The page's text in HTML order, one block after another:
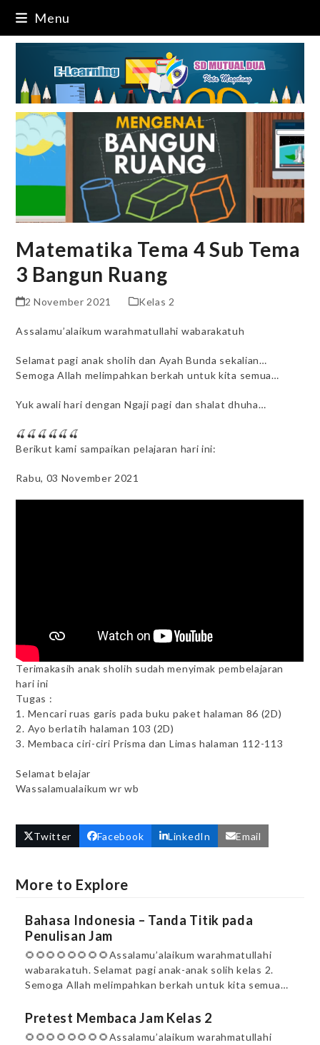
content
Menu
Matematika Tema 4 Sub Tema
3 Bangun Ruang
2 November 2021 Kelas 2
Assalamu’alaikum warahmatullahi wabarakatuh
Selamat pagi anak sholih dan Ayah Bunda sekalian…
Semoga Allah melimpahkan berkah untuk kita semua…
Yuk awali hari dengan Ngaji pagi dan shalat dhuha…
🍒🍒🍒🍒🍒🍒
Berikut kami sampaikan pelajaran hari ini:
Rabu, 03 November 2021
Terimakasih anak sholih sudah menyimak pembelajaran
hari ini
Tugas :
1. Mencari ruas garis pada buku paket halaman 86 (2D)
2. Ayo berlatih halaman 103 (2D)
3. Membaca ciri-ciri Prisma dan Limas halaman 112-113
Selamat belajar
Wassalamualaikum wr wb
Twitter Facebook LinkedIn Email
More to Explore
Bahasa Indonesia – Tanda Titik pada
Penulisan Jam
🌻🌻🌻🌻🌻🌻🌻🌻Assalamu’alaikum warahmatullahi
wabarakatuh. Selamat pagi anak-anak solih kelas 2.
Semoga Allah melimpahkan berkah untuk kita semua…
Pretest Membaca Jam Kelas 2
🌻🌻🌻🌻🌻🌻🌻🌻Assalamu’alaikum warahmatullahi